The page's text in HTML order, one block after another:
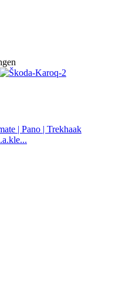
| Pano | Trekhaak